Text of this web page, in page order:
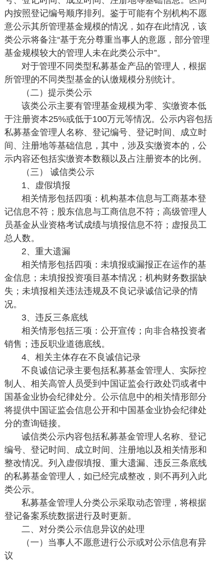
内按照登记编号顺序排列。鉴于可能有个别机构不愿
意公示其所管理基金规模的情况，如存在此情况，该
类公示将备注“基于充分尊重当事人的意愿，部分管理
基金规模较大的管理人未在此类公示中”。
对于管理不同类型私募基金产品的管理人，根据
所管理的不同类型基金的认缴规模分别统计。
（二）提示类公示
该类公示主要有管理基金规模为零、实缴资本低
于注册资本25%或低于100万元等情况。公示内容包括
私募基金管理人名称、登记编号、登记时间、成立时
间、注册地等基础信息，其中，涉及实缴资本的，公
示内容还包括实缴资本数额以及占注册资本的比例。
（三） 诚信类公示
1、虚假填报
相关情形包括四项：机构基本信息与工商基本登
记信息不符；股东信息与工商信息不符；高级管理人
员基金从业资格考试成绩与填报信息不符；虚报员工
总人数。
2、重大遗漏
相关情形包括四项：未填报或漏报正在运作的基
金信息；未填报投资项目基本情况；机构财务数据缺
失；未填报相关违法违规及不良记录诚信记录的情
况。
3、违反三条底线
相关情形包括三项：公开宣传；向非合格投资者
销售；违反职业道德底线。
4、相关主体存在不良诚信记录
不良诚信记录主要包括私募基金管理人、实际控
制人、相关高管人员受到中国证监会行政处罚或者中
国基金业协会纪律处分。公示信息中的相关情形部分
将提供中国证监会信息公开和中国基金业协会纪律处
分的查询链接。
诚信类公示内容包括私募基金管理人名称、登记
编号、登记时间、成立时间、注册地以及相关情形和
整改情况。列入虚假填报、重大遗漏、违反三条底线
的私募基金管理人，如已经完成整改，则不再列入此
类公示。
私募基金管理人分类公示采取动态管理，将根据
登记备案系统数据进行及时更新。
二、对分类公示信息异议的处理
（一）当事人不愿意进行公示或对公示信息有异
议